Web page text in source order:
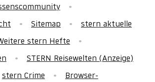
Sitemap
stern aktuelle
stern Hefte
STERN Reisewelten (Anzeige)
stern Crime
Browser-